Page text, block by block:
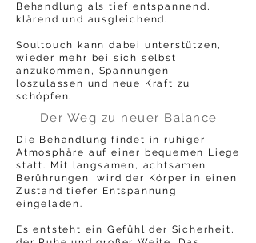
Behandlung als tief entspannend,
klärend und ausgleichend.
Soultouch kann dabei unterstützen,
wieder mehr bei sich selbst
anzukommen, Spannungen
loszulassen und neue Kraft zu
schöpfen.
Der Weg zu neuer Balance
Die Behandlung findet in ruhiger
Atmosphäre auf einer bequemen Liege
statt. Mit langsamen, achtsamen
Berührungen wird der Körper in einen
Zustand tiefer Entspannung
eingeladen.
Es entsteht ein Gefühl der Sicherheit,